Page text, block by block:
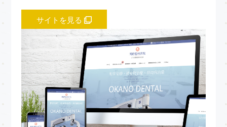
サイトを見る